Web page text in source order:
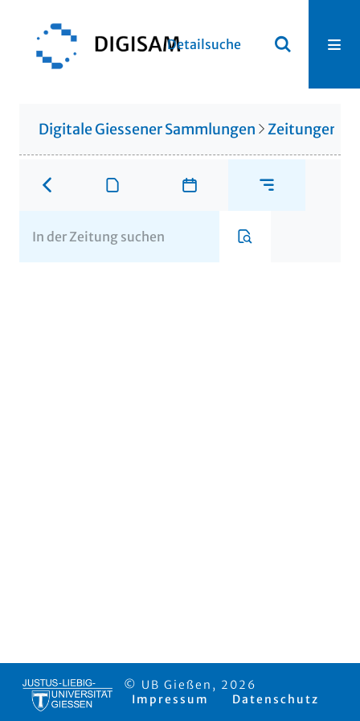
Detailsuche
Digitale Giessener Sammlungen Zeitungen
© UB Gießen, 2026
Impressum
Datenschutz